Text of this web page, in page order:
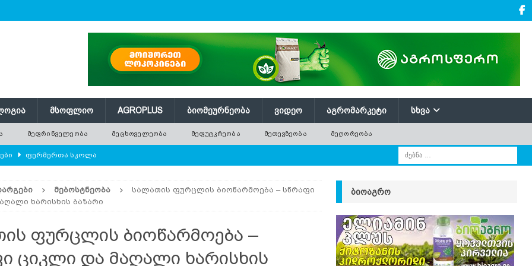
ᲛᲡᲝᲤᲚᲘᲝ AGROPLUS ᲑᲘᲝᲛᲔᲣᲠᲜᲔᲝᲑᲐ ᲕᲘᲓᲔᲝ ᲐᲒᲠᲝᲛᲐᲠᲙᲔᲢᲘ ᲡᲮᲕᲐ
ᲛᲔᲤᲠᲘᲜᲕᲔᲚᲔᲝᲑᲐ ᲛᲔᲪᲮᲝᲕᲔᲚᲔᲝᲑᲐ ᲛᲔᲤᲣᲢᲙᲠᲔᲝᲑᲐ ᲛᲔᲗᲔᲕᲖᲔᲝᲑᲐ ᲛᲔᲦᲝᲠᲔᲝᲑᲐ
ᲤᲔᲠᲛᲔᲠᲗᲐ ᲡᲙᲝᲚᲐ
გამხმარ ხეებს? AGROPLUS
და პროდუქტიულობა
შემცირებას პროგნოზირებენ ᲐᲒᲠᲝ ᲡᲘᲐᲮᲚᲔᲔᲑᲘ
ᲛᲔᲑᲝᲡᲢᲜᲔᲝᲑᲐ
სალათის ფურცლის ბიოწარმოება – სწრაფი
ხარისხის ბაზარი
ფურცლის ბიოწარმოება –
ციკლი და მაღალი ხარისხის
ᲑᲘᲝᲐᲒᲠᲝ